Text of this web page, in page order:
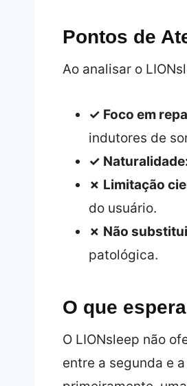
Pontos de
Ao analisar o
✓ Foco em
indutores de
✓
✗ Limitação
do usuário.
✗ Não
patológica.
O que
O LIONsleep não
entre a segunda e